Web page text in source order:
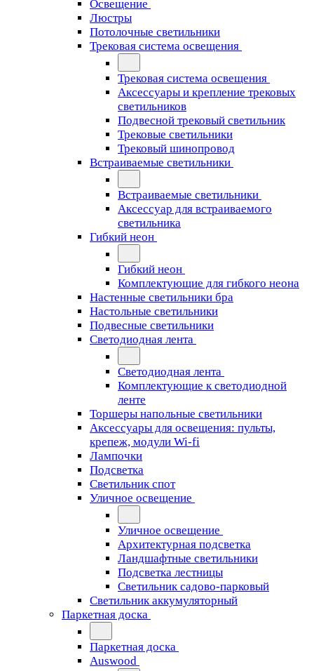
Освещение
Люстры
Потолочные светильники
Трековая система освещения
Трековая система освещения
Аксессуары и крепление трековых
светильников
Подвесной трековый светильник
Трековые светильники
Трековый шинопровод
Встраиваемые светильники
Встраиваемые светильники
Аксессуар для встраиваемого
светильника
Гибкий неон
Гибкий неон
Комплектующие для гибкого неона
Настенные светильники бра
Настольные светильники
Подвесные светильники
Светодиодная лента
Светодиодная лента
Комплектующие к светодиодной
ленте
Торшеры напольные светильники
Аксессуары для освещения: пульты,
крепеж, модули Wi-fi
Лампочки
Подсветка
Светильник спот
Уличное освещение
Уличное освещение
Архитектурная подсветка
Ландшафтные светильники
Подсветка лестницы
Светильник садово-парковый
Светильник аккумуляторный
Паркетная доска
Паркетная доска
Auswood